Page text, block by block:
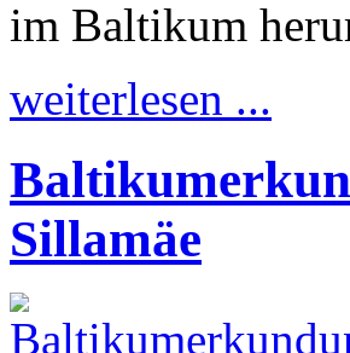
im Baltikum
weiterlesen ...
Sillamäe